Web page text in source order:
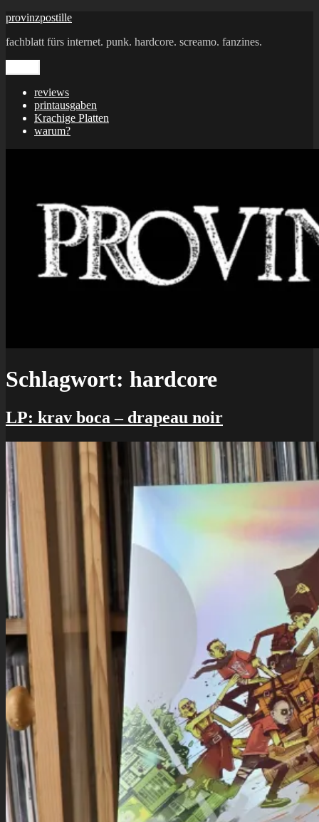
Zum
springen
provinzpostille
fachblatt fürs internet. punk. hardcore. screamo. fanzines.
reviews
printausgaben
Krachige Platten
warum?
Schlagwort: hardcore
LP: krav boca – drapeau noir